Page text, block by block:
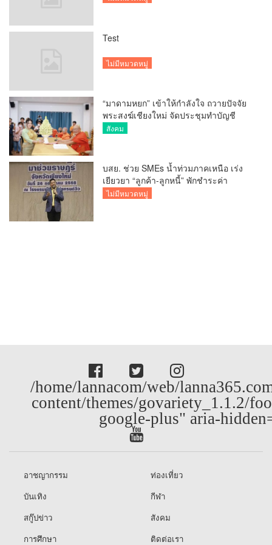
Test
ไม่มีหมวดหมู่
“มาดามหยก” เข้าให้กำลังใจ ถวายปัจจัย
พระสงฆ์เชียงใหม่ จัดประชุมทำบัญชี
รายรับรายจ่ายของวัด กว่า 300 รูป ที่วัด
สังคม
บสย. ช่วย SMEs น้ำท่วมภาคเหนือ เร่ง
เยียวยา “ลูกค้า-ลูกหนี้” พักชำระค่า
ธรรมเนียม-ค่างวด
ไม่มีหมวดหมู่
/home/lannacom/web/
content/themes/govariety_1.1.2/
google-plus" aria-
อาชญากรรม
ท่องเที่ยว
บันเทิง
กีฬา
สกู๊ปข่าว
สังคม
การศึกษา
ติดต่อเรา